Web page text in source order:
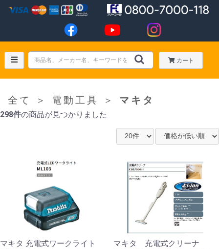
カート
全て ＞ 電動工具 ＞ マキタ
298件の商品が見つかりました
マキタ 充電式ワークライト
マキタ 充電式クリーナ